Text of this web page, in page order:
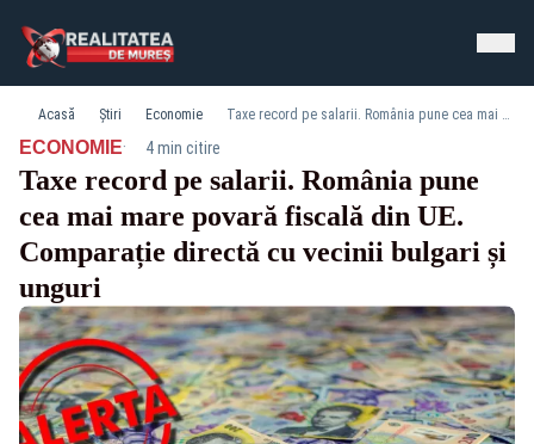
Acasă Știri Economie Taxe record pe salarii. România pune cea mai mare povară fiscală din UE. Comparație directă cu vecinii bulgari și unguri
ECONOMIE· 4 min citire
Taxe record pe salarii. România pune
cea mai mare povară fiscală din UE.
Comparație directă cu vecinii bulgari și
unguri